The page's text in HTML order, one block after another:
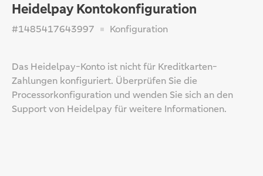
Heidelpay Kontokonfiguration
#1485417643997 Konfiguration
Das Heidelpay-Konto ist nicht für Kreditkarten-
Zahlungen konfiguriert. Überprüfen Sie die
Processorkonfiguration und wenden Sie sich an den
Support von Heidelpay für weitere Informationen.